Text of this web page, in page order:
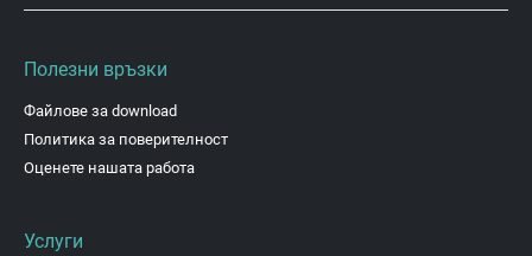
Полезни връзки
Файлове за download
Политика за поверителност
Оценете нашата работа
Услуги